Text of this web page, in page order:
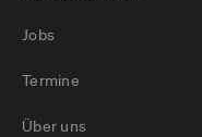
Jobs
Termine
Über uns